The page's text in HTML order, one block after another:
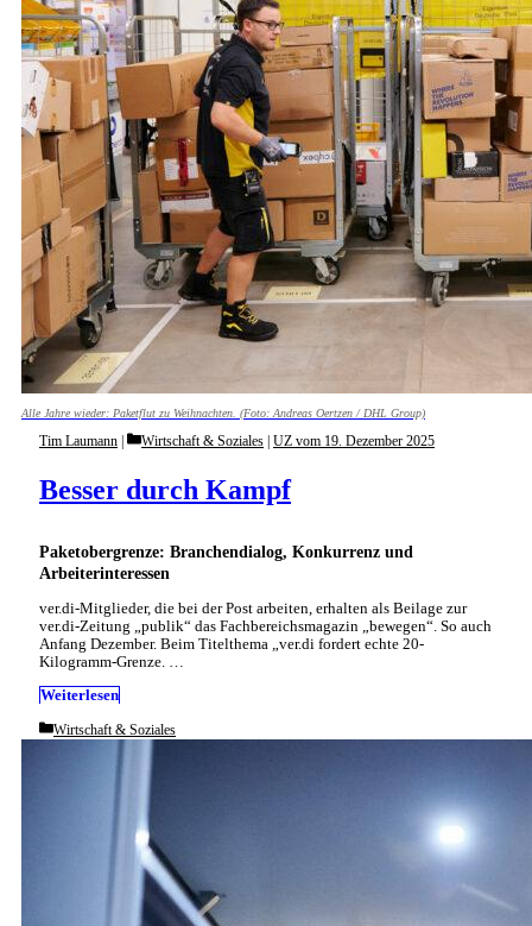
Alle Jahre wieder: Paketflut zu Weihnachten. (Foto: Andreas Oertzen / DHL Group)
Paketobergrenze: Branchendialog, Konkurrenz und
Arbeiterinteressen
Besser durch Kampf
Tim Laumann Categories
Wirtschaft & Soziales UZ vom 19. Dezember 2025
ver.di-Mitglieder, die bei der Post arbeiten, erhalten als Beilage zur
ver.di-Zeitung „publik“ das Fachbereichsmagazin „bewegen“. So auch
Anfang Dezember. Beim Titelthema „ver.di fordert echte 20-
Kilogramm-Grenze. …
Weiterlesen
Categories
Wirtschaft & Soziales